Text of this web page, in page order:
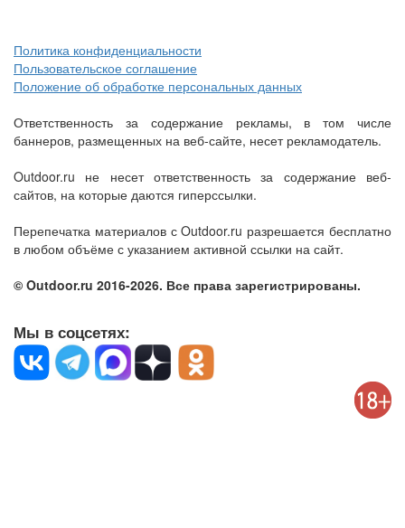
Политика конфиденциальности
Пользовательское соглашение
Положение об обработке персональных данных
Ответственность за содержание рекламы, в том числе
баннеров, размещенных на веб-сайте, несет рекламодатель.
Outdoor.ru не несет ответственность за содержание веб-
сайтов, на которые даются гиперссылки.
Перепечатка материалов с Outdoor.ru разрешается бесплатно
в любом объёме с указанием активной ссылки на сайт.
© Outdoor.ru 2016-2026. Все права зарегистрированы.
Мы в соцсетях: